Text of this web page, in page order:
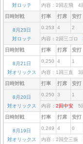
対ロッテ
内容：2回左飛
日時対戦 打率 打席 安打
8月23日
対ロッテ
0.253 4 2
内容：2回三ゴロ
日時対戦 打率 打席 安打
8月21日
対オリックス
0.250 4 1
内容：1回三直 3
日時対戦 打率 打席 安打
8月20日
対オリックス
0.250 3 1
内容： 2回中安 5
日時対戦 打率 打席 安打
8月19日
対オリックス
0.249 4 0
内容：2回空三